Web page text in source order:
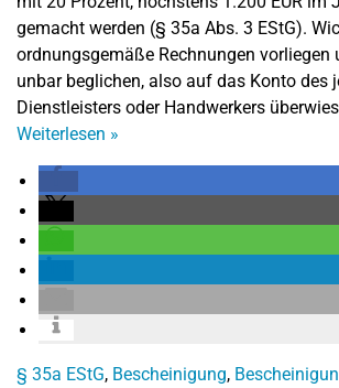
gemacht werden (§ 35a Abs. 3 EStG).
ordnungsgemäße Rechnungen vorliegen
unbar beglichen, also auf das Konto des
Dienstleisters oder Handwerkers
Weiterlesen »
§ 35a EStG, Bescheinigung,